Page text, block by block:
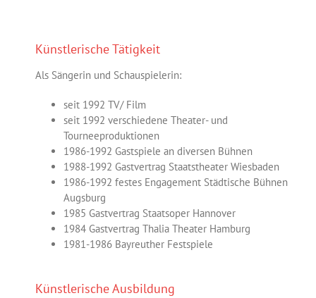
Künstlerische Tätigkeit
Als Sängerin und Schauspielerin:
seit 1992 TV/ Film
seit 1992 verschiedene Theater- und
Tourneeproduktionen
1986-1992 Gastspiele an diversen Bühnen
1988-1992 Gastvertrag Staatstheater Wiesbaden
1986-1992 festes Engagement Städtische Bühnen
Augsburg
1985 Gastvertrag Staatsoper Hannover
1984 Gastvertrag Thalia Theater Hamburg
1981-1986 Bayreuther Festspiele
Künstlerische Ausbildung